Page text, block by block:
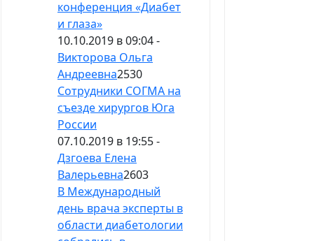
конференция «Диабет
и глаза»
10.10.2019 в 09:04 -
Викторова Ольга
Андреевна2530
Сотрудники СОГМА на
съезде хирургов Юга
России
07.10.2019 в 19:55 -
Дзгоева Елена
Валерьевна2603
В Международный
день врача эксперты в
области диабетологии